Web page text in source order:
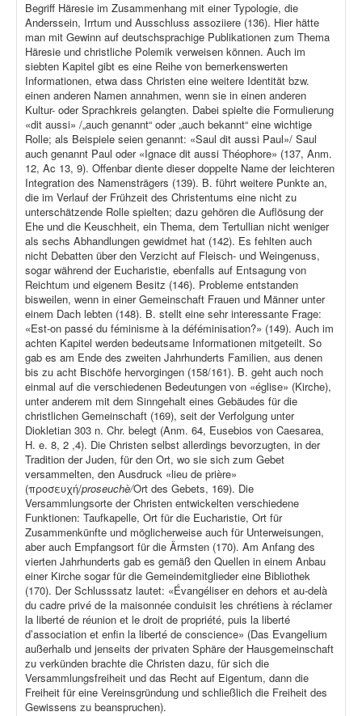
Begriff Häresie im Zusammenhang mit einer Typologie, die
Anderssein, Irrtum und Ausschluss assoziiere (136). Hier hätte
man mit Gewinn auf deutschsprachige Publikationen zum Thema
Häresie und christliche Polemik verweisen können. Auch im
siebten Kapitel gibt es eine Reihe von bemerkenswerten
Informationen, etwa dass Christen eine weitere Identität bzw.
einen anderen Namen annahmen, wenn sie in einen anderen
Kultur- oder Sprachkreis gelangten. Dabei spielte die Formulierung
«dit aussi» /„auch genannt“ oder „auch bekannt“ eine wichtige
Rolle; als Beispiele seien genannt: «Saul dit aussi Paul»/ Saul
auch genannt Paul oder «Ignace dit aussi Théophore» (137, Anm.
12, Ac 13, 9). Offenbar diente dieser doppelte Name der leichteren
Integration des Namensträgers (139). B. führt weitere Punkte an,
die im Verlauf der Frühzeit des Christentums eine nicht zu
unterschätzende Rolle spielten; dazu gehören die Auflösung der
Ehe und die Keuschheit, ein Thema, dem Tertullian nicht weniger
als sechs Abhandlungen gewidmet hat (142). Es fehlten auch
nicht Debatten über den Verzicht auf Fleisch- und Weingenuss,
sogar während der Eucharistie, ebenfalls auf Entsagung von
Reichtum und eigenem Besitz (146). Probleme entstanden
bisweilen, wenn in einer Gemeinschaft Frauen und Männer unter
einem Dach lebten (148). B. stellt eine sehr interessante Frage:
«Est-on passé du féminisme à la déféminisation?» (149). Auch im
achten Kapitel werden bedeutsame Informationen mitgeteilt. So
gab es am Ende des zweiten Jahrhunderts Familien, aus denen
bis zu acht Bischöfe hervorgingen (158/161). B. geht auch noch
einmal auf die verschiedenen Bedeutungen von «église» (Kirche),
unter anderem mit dem Sinngehalt eines Gebäudes für die
christlichen Gemeinschaft (169), seit der Verfolgung unter
Diokletian 303 n. Chr. belegt (Anm. 64, Eusebios von Caesarea,
H. e. 8, 2 ,4). Die Christen selbst allerdings bevorzugten, in der
Tradition der Juden, für den Ort, wo sie sich zum Gebet
versammelten, den Ausdruck «lieu de prière»
(προσευχή/proseuchè/Ort des Gebets, 169). Die
Versammlungsorte der Christen entwickelten verschiedene
Funktionen: Taufkapelle, Ort für die Eucharistie, Ort für
Zusammenkünfte und möglicherweise auch für Unterweisungen,
aber auch Empfangsort für die Ärmsten (170). Am Anfang des
vierten Jahrhunderts gab es gemäß den Quellen in einem Anbau
einer Kirche sogar für die Gemeindemitglieder eine Bibliothek
(170). Der Schlusssatz lautet: «Évangéliser en dehors et au-delà
du cadre privé de la maisonnée conduisit les chrétiens à réclamer
la liberté de réunion et le droit de propriété, puis la liberté
d’association et enfin la liberté de conscience» (Das Evangelium
außerhalb und jenseits der privaten Sphäre der Hausgemeinschaft
zu verkünden brachte die Christen dazu, für sich die
Versammlungsfreiheit und das Recht auf Eigentum, dann die
Freiheit für eine Vereinsgründung und schließlich die Freiheit des
Gewissens zu beanspruchen).